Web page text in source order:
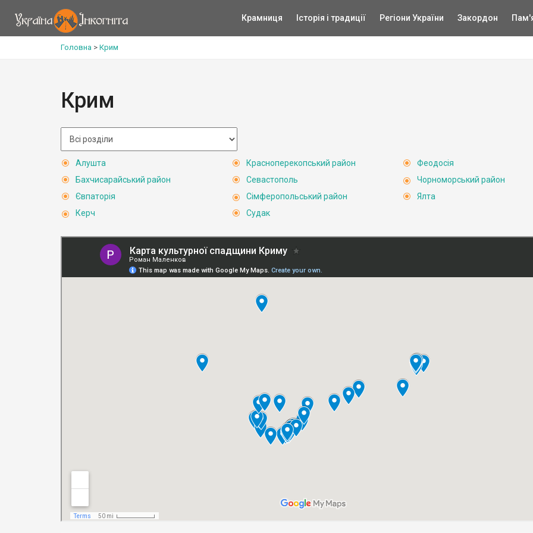
Крамниця Історія і традиції Регіони України Закордон
Головна > Крим
Крим
Алушта
Бахчисарайський район
Євпаторія
Керч
Красноперекопський район
Севастополь
Сімферопольський район
Судак
Феодосія
Чорноморський район
Ялта